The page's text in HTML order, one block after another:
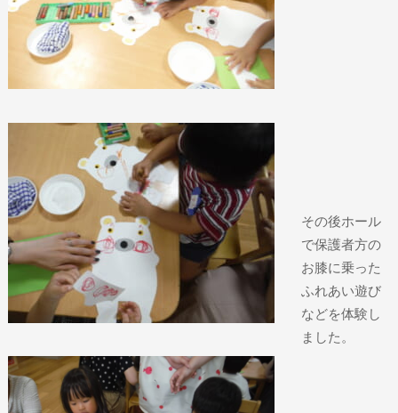
その後ホール
で保護者方の
お膝に乗った
ふれあい遊び
などを体験し
ました。